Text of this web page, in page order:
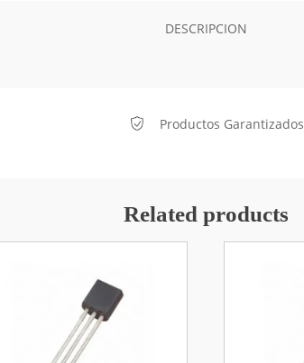
DESCRIPCION
Productos Garantizados
Related products